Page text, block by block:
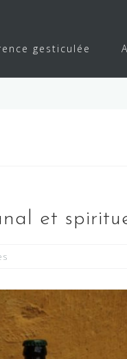
gesticulée
et